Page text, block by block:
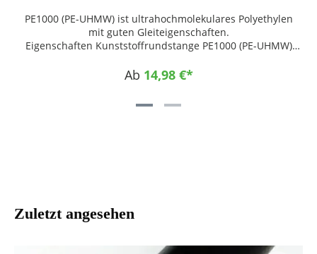
PE1000 (PE-UHMW) ist ultrahochmolekulares Polyethylen
mit guten Gleiteigenschaften.
Eigenschaften Kunststoffrundstange PE1000 (PE-UHMW)
Geringer Gleitreibungskoeffizient Gute Gleiteigenschaften
Hohe Schlagzähigkeit Hohe Beständigkeit gegen Korrosion
Elektronikindustrie Auskleidungstechnik Papierindustrie
Fahrzeugbau Medizintechnik Anwendungsbeispiele
Transportschnecke Förderelemente
Ab 14,98 €*
Zuletzt angesehen